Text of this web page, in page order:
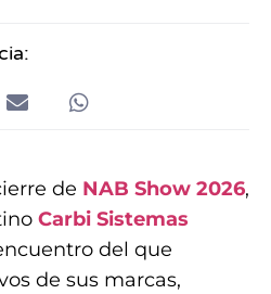
de NAB Show 2026,
Carbi Sistemas
del que
de sus marcas,